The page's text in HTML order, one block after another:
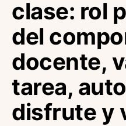
clase: rol
del
docente,
tarea,
disfrute y